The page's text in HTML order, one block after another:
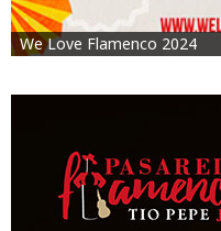
We Love Flamenco 2024